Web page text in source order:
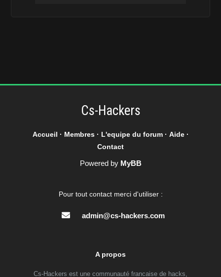
Cs-Hackers
Accueil · Membres· L'equipe du forum· Aide·
Contact
Powered by MyBB
Pour tout contact merci d'utiliser :
admin@cs-hackers.com
A propos
Cs-Hackers est une communauté francaise de hacks,